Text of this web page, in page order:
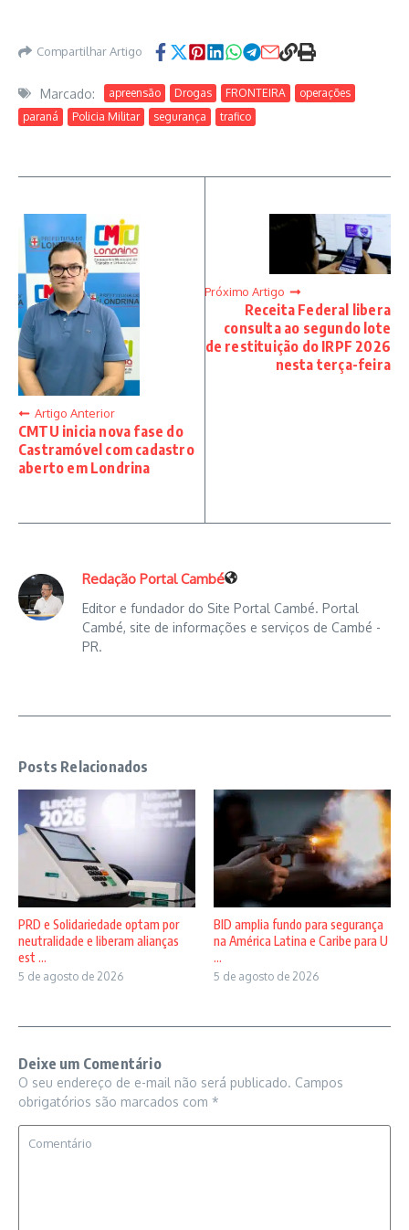
Compartilhar Artigo
Marcado: apreensão Drogas FRONTEIRA
operações
paraná
Policia Militar segurança trafico
Artigo Anterior
CMTU inicia nova fase do
Castramóvel com cadastro
aberto em Londrina
Próximo Artigo
Receita Federal libera
consulta ao segundo lote
de restituição do IRPF 2026
nesta terça-feira
Redação Portal Cambé
Editor e fundador do Site Portal Cambé. Portal
Cambé, site de informações e serviços de Cambé -
PR.
Posts Relacionados
PRD e Solidariedade optam por
neutralidade e liberam alianças
est ...
5 de agosto de 2026
BID amplia fundo para segurança
na América Latina e Caribe para U
...
5 de agosto de 2026
Deixe um Comentário
O seu endereço de e-mail não será publicado. Campos
obrigatórios são marcados com *